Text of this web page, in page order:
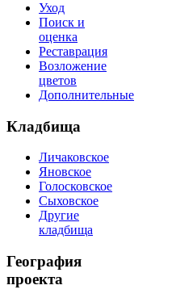
Уход
Поиск и
оценка
Реставрация
Возложение
цветов
Дополнительные
Кладбища
Личаковское
Яновское
Голосковское
Сыховское
Другие
кладбища
География
проекта